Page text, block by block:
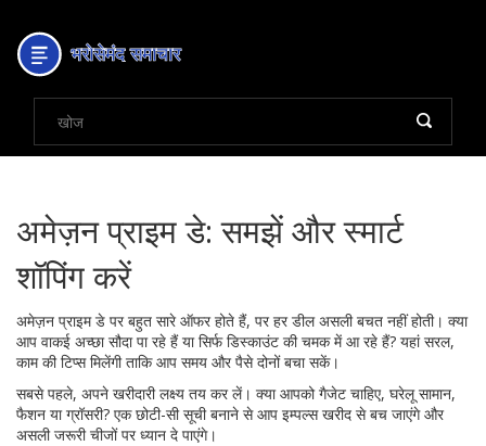
अमेज़न प्राइम डे: समझें और स्मार्ट
शॉपिंग करें
अमेज़न प्राइम डे पर बहुत सारे ऑफर होते हैं, पर हर डील असली बचत नहीं होती। क्या
आप वाकई अच्छा सौदा पा रहे हैं या सिर्फ डिस्काउंट की चमक में आ रहे हैं? यहां सरल,
काम की टिप्स मिलेंगी ताकि आप समय और पैसे दोनों बचा सकें।
सबसे पहले, अपने खरीदारी लक्ष्य तय कर लें। क्या आपको गैजेट चाहिए, घरेलू सामान,
फैशन या ग्रॉसरी? एक छोटी-सी सूची बनाने से आप इम्पल्स खरीद से बच जाएंगे और
असली जरूरी चीजों पर ध्यान दे पाएंगे।